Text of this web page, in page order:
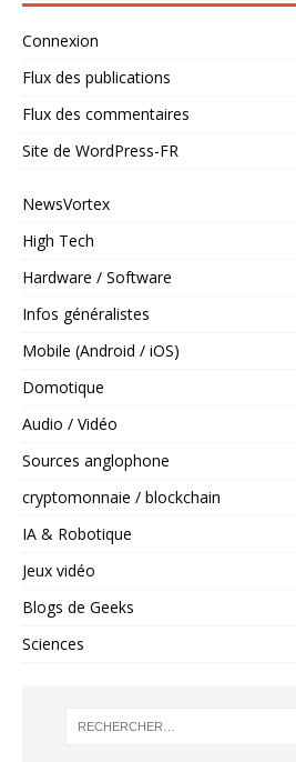
Connexion
Flux des publications
Flux des commentaires
Site de WordPress-FR
NewsVortex
High Tech
Hardware / Software
Infos généralistes
Mobile (Android / iOS)
Domotique
Audio / Vidéo
Sources anglophone
cryptomonnaie / blockchain
IA & Robotique
Jeux vidéo
Blogs de Geeks
Sciences